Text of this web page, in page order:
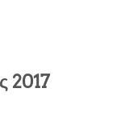
2017